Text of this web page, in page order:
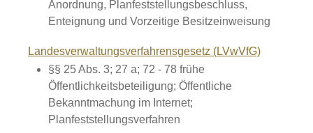
Anordnung, Planfeststellungsbeschluss,
Enteignung und Vorzeitige Besitzeinweisung
Landesverwaltungsverfahrensgesetz (LVwVfG)
§§ 25 Abs. 3; 27 a; 72 - 78 frühe
Öffentlichkeitsbeteiligung; Öffentliche
Bekanntmachung im Internet;
Planfeststellungsverfahren